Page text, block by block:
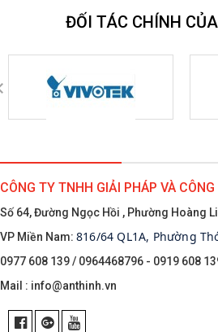
ĐỐI TÁC CHÍNH
CÔNG TY TNHH GIẢI PHÁP VÀ
Số 64, Đường Ngọc Hồi , Phường Hoàng
VP Miền Nam: 816/64 QL1A, Phường
0977 608 139 / 0964468796 - 0919 608
Mail : info@anthinh.vn